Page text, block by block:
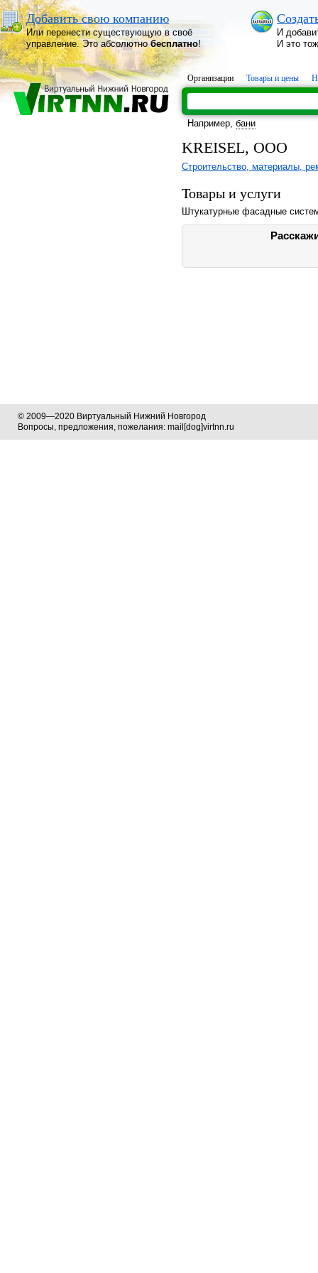
Добавить свою компанию
Или перенести существующую в своё
управление. Это абсолютнобесплатно!
И
И это
Организации Товары и цены
Например, бани
KREISEL, ООО
Строительство, материалы,
Товары и услуги
Штукатурные фасадные
© 2009—2020 Виртуальный Нижний Новгород
Вопросы, предложения, пожелания: mail[dog]virtnn.ru